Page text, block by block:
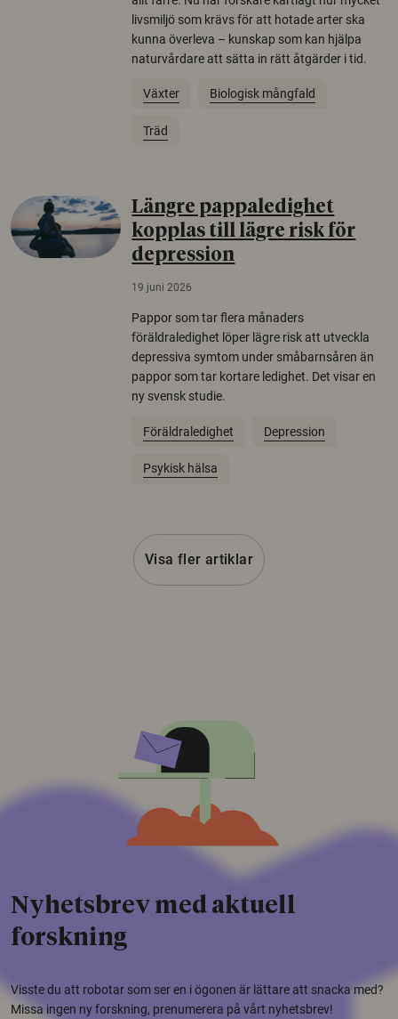
livsmiljö som krävs för att hotade arter ska
kunna överleva – kunskap som kan hjälpa
naturvårdare att sätta in rätt åtgärder i tid.
Växter Biologisk mångfald
Träd
Längre pappaledighet
kopplas till lägre risk för
depression
19 juni 2026
Pappor som tar flera månaders
föräldraledighet löper lägre risk att utveckla
depressiva symtom under småbarnsåren än
pappor som tar kortare ledighet. Det visar en
ny svensk studie.
Föräldraledighet Depression
Psykisk hälsa
Visa fler artiklar
Nyhetsbrev med aktuell
forskning
Visste du att robotar som ser en i ögonen är lättare att snacka med?
Missa ingen ny forskning, prenumerera på vårt nyhetsbrev!